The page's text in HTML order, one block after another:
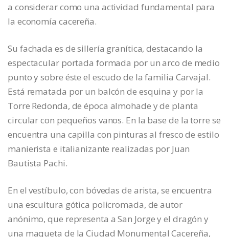
a considerar como una actividad fundamental para
la economía cacereña.
Su fachada es de sillería granítica, destacando la
espectacular portada formada por un arco de medio
punto y sobre éste el escudo de la familia Carvajal.
Está rematada por un balcón de esquina y por la
Torre Redonda, de época almohade y de planta
circular con pequeños vanos. En la base de la torre se
encuentra una capilla con pinturas al fresco de estilo
manierista e italianizante realizadas por Juan
Bautista Pachi.
En el vestíbulo, con bóvedas de arista, se encuentra
una escultura gótica policromada, de autor
anónimo, que representa a San Jorge y el dragón y
una maqueta de la Ciudad Monumental Cacereña,